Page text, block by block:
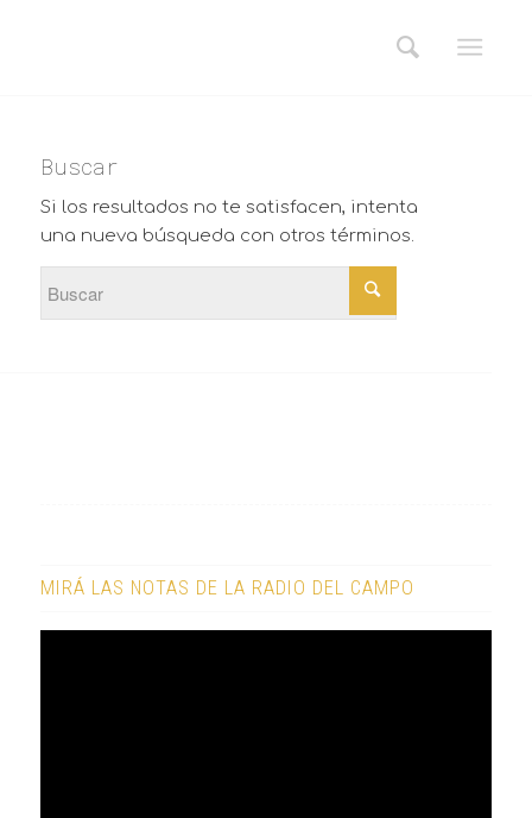
Buscar
Si los resultados no te satisfacen, intenta
una nueva búsqueda con otros términos.
MIRÁ LAS NOTAS DE LA RADIO DEL CAMPO